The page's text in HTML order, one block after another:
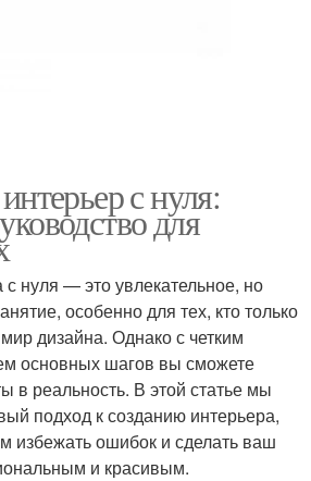
с нуля:
для
нуля — это увлекательное, но
особенно для тех, кто только
дизайна. Однако с четким
основных шагов вы сможете
в реальность. В этой статье мы
подход к созданию интерьера,
избежать ошибок и сделать ваш
и красивым.